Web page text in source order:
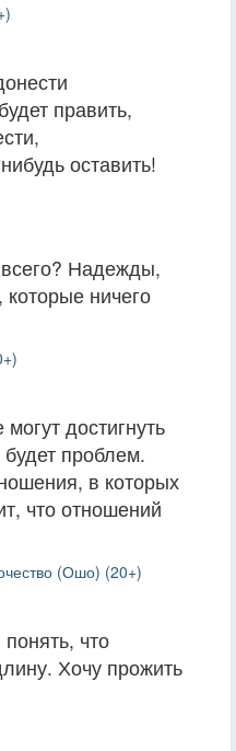
править,
оставить!
Надежды,
ничего
достигнуть
проблем.
в которых
что отношений
(Ошо) (20+)
что
Хочу прожить